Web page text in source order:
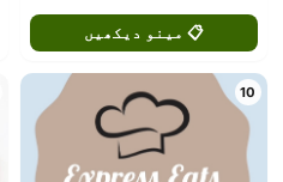
📋 مینو دیکھیں
10